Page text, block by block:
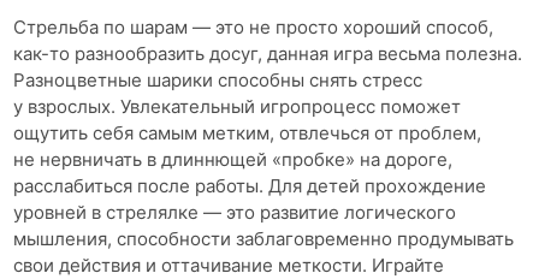
Стрельба по шарам — это не просто хороший способ,
как-то разнообразить досуг, данная игра весьма полезна.
Разноцветные шарики способны снять стресс
у взрослых. Увлекательный игропроцесс поможет
ощутить себя самым метким, отвлечься от проблем,
не нервничать в длиннющей «пробке» на дороге,
расслабиться после работы. Для детей прохождение
уровней в стрелялке — это развитие логического
мышления, способности заблаговременно продумывать
свои действия и оттачивание меткости. Играйте